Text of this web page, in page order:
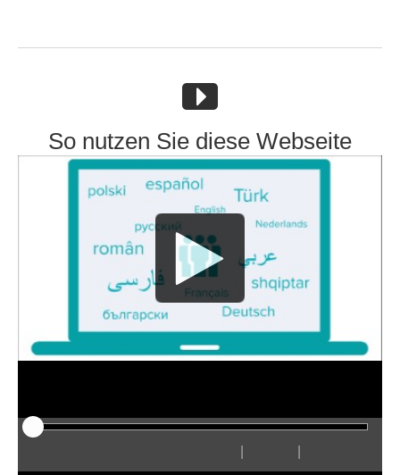
So nutzen Sie diese Webseite
Ukryj
SzybciejWolniej